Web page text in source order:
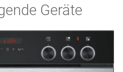
Geräte